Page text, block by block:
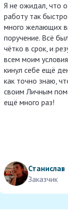
Я не ожидал, что
работу так
много желающих
поручение. Всё
чётко в срок, и
всем моим
кинул себе ещё
как точно знаю,
своим Личным
ещё много раз!
Станислав
Заказчик